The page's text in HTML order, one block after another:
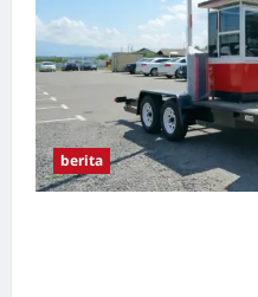
berita